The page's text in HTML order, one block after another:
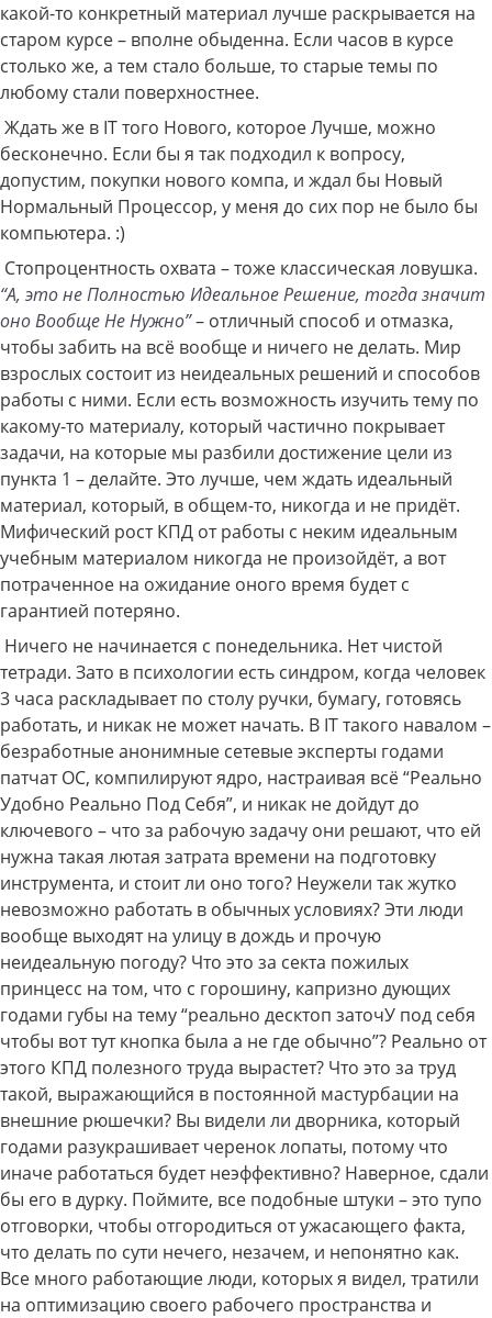
какой-то конкретный материал лучше раскрывается на
старом курсе – вполне обыденна. Если часов в курсе
столько же, а тем стало больше, то старые темы по
любому стали поверхностнее.
Ждать же в IT того Нового, которое Лучше, можно
бесконечно. Если бы я так подходил к вопросу,
допустим, покупки нового компа, и ждал бы Новый
Нормальный Процессор, у меня до сих пор не было бы
компьютера. :)
Стопроцентность охвата – тоже классическая ловушка.
“А, это не Полностью Идеальное Решение, тогда значит
оно Вообще Не Нужно”– отличный способ и отмазка,
чтобы забить на всё вообще и ничего не делать. Мир
взрослых состоит из неидеальных решений и способов
работы с ними. Если есть возможность изучить тему по
какому-то материалу, который частично покрывает
задачи, на которые мы разбили достижение цели из
пункта 1 – делайте. Это лучше, чем ждать идеальный
материал, который, в общем-то, никогда и не придёт.
Мифический рост КПД от работы с неким идеальным
учебным материалом никогда не произойдёт, а вот
потраченное на ожидание оного время будет с
гарантией потеряно.
Ничего не начинается с понедельника. Нет чистой
тетради. Зато в психологии есть синдром, когда человек
3 часа раскладывает по столу ручки, бумагу, готовясь
работать, и никак не может начать. В IT такого навалом –
безработные анонимные сетевые эксперты годами
патчат ОС, компилируют ядро, настраивая всё “Реально
Удобно Реально Под Себя”, и никак не дойдут до
ключевого – что за рабочую задачу они решают, что ей
нужна такая лютая затрата времени на подготовку
инструмента, и стоит ли оно того? Неужели так жутко
невозможно работать в обычных условиях? Эти люди
вообще выходят на улицу в дождь и прочую
неидеальную погоду? Что это за секта пожилых
принцесс на том, что с горошину, капризно дующих
годами губы на тему “реально десктоп заточУ под себя
чтобы вот тут кнопка была а не где обычно”? Реально от
этого КПД полезного труда вырастет? Что это за труд
такой, выражающийся в постоянной мастурбации на
внешние рюшечки? Вы видели ли дворника, который
годами разукрашивает черенок лопаты, потому что
иначе работаться будет неэффективно? Наверное, сдали
бы его в дурку. Поймите, все подобные штуки – это тупо
отговорки, чтобы отгородиться от ужасающего факта,
что делать по сути нечего, незачем, и непонятно как.
Все много работающие люди, которых я видел, тратили
на оптимизацию своего рабочего пространства и